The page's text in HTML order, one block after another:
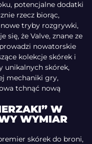
potencjalne dodatki
rzecz biorąc,
nowe tryby rozgrywki,
się, że Valve, znane ze
nowatorskie
kolekcje skórek i
unikalnych skórek,
mechaniki gry,
tchnąć nową
W
WYMIAR
skórek do broni,